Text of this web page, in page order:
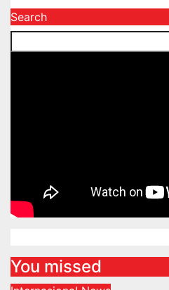
Search
You missed